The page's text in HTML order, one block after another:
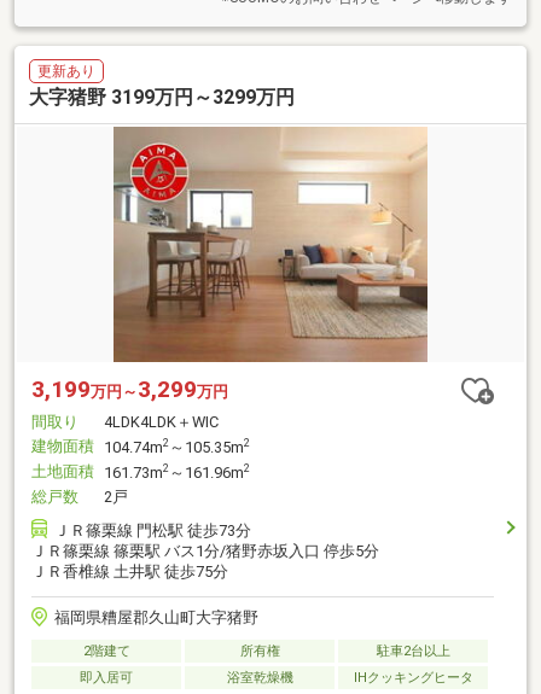
更新あり
大字猪野 3199万円～3299万円
3,199万円～ 3,299万円
間取り
4LDK4LDK＋WIC
建物面積 104.74m2 ～105.35m2
土地面積 161.73m2 ～161.96m2
総戸数
2戸
ＪＲ篠栗線 門松駅 徒歩73分
ＪＲ篠栗線 篠栗駅 バス1分/猪野赤坂入口 停歩5分
ＪＲ香椎線 土井駅 徒歩75分
福岡県糟屋郡久山町大字猪野
2階建て 所有権
駐車2台以上
即入居可
浴室乾燥機 IHクッキングヒータ